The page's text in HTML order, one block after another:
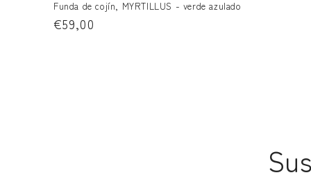
Funda de cojín, MYRTILLUS - verde azulado
Precio
€59,00